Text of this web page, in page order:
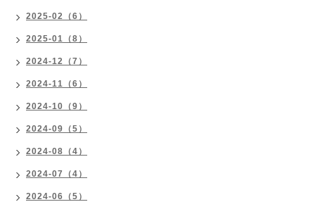
2025-02（6）
2025-01（8）
2024-12（7）
2024-11（6）
2024-10（9）
2024-09（5）
2024-08（4）
2024-07（4）
2024-06（5）